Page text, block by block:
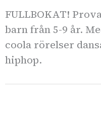
FULLBOKAT!
barn från 5-9 år.
coola rörelser
hiphop.